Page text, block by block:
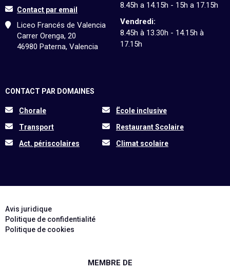
Contact par email
Liceo Francés de Valencia
Carrer Orenga, 20
46980 Paterna, Valencia
8.45h a 14.15h - 15h a 17.15h
Vendredi:
8.45h à 13.30h - 14.15h à
17.15h
CONTACT PAR DOMAINES
Chorale
Ëcole inclusive
Transport
Restaurant Scolaire
Act. périscolaires
Climat scolaire
MEMBRE DE
Avis juridique
Politique de confidentialité
Politique de cookies